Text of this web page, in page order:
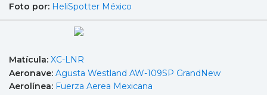
Foto por: HeliSpotter México
Matícula: XC-LNR
Aeronave: Agusta Westland AW-109SP GrandNew
Aerolínea: Fuerza Aerea Mexicana